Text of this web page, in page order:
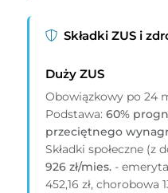
Składki ZUS i
Duży ZUS
Obowiązkowy po 24
Podstawa:60%
przeciętnego
Składki społeczne
926 zł/mies. -
452,16 zł, chorobowa